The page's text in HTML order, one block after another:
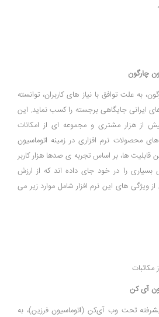
چارگون
به علت توافق با نیاز های کاربران، توانسته
ایرانی جایگاهی برجسته را کسب نماید. این
از هزار مشتری و مجموعه ‌ای از امکانات
محصولات نرم ‌افزاری در زمینه اتوماسیون
قابلیت ‌ها، بر اساس تجربه ‌ی صدها هزار کاربر
بسیاری را در خود جای داده ‌اند که از ارزش
ویژگی های این نرم افزار شامل موارد زیر می
مکاتبات
آی کن
تحت وب آی‌کن (اتوماسیون فرزین)، به